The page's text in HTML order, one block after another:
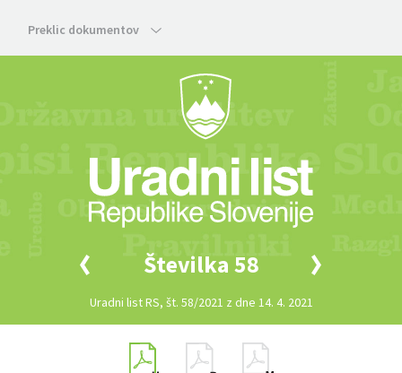
Preklic dokumentov
Številka 58
Uradni list RS, št. 58/2021 z dne 14. 4. 2021